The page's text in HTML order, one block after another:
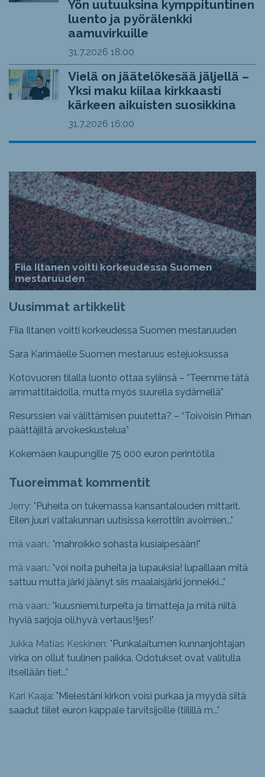
Yön uutuuksina kymppituntinen
luento ja pyörälenkki
aamuvirkuille
31.7.2026 18:00
Vielä on jäätelökesää jäljellä –
Yksi maku kiilaa kirkkaasti
kärkeen aikuisten suosikkina
31.7.2026 16:00
Fiia Iltanen voitti korkeudessa Suomen
mestaruuden
Uusimmat artikkelit
Fiia Iltanen voitti korkeudessa Suomen mestaruuden
Sara Karimäelle Suomen mestaruus estejuoksussa
Kotovuoren tilalla luonto ottaa syliinsä – ”Teemme tätä
ammattitaidolla, mutta myös suurella sydämellä”
Resurssien vai välittämisen puutetta? – “Toivoisin Pirhan
päättäjiltä arvokeskustelua”
Kokemäen kaupungille 75 000 euron perintötila
Tuoreimmat kommentit
Jerry: " Puheita on tukemassa kansantalouden mittarit.
Eilen juuri valtakunnan uutisissa kerrottiin avoimien..."
mä vaan.: "mahroikko sohasta kusiaipesään!"
mä vaan.: "voi noita puheita ja lupauksia! lupaillaan mitä
sattuu mutta järki jäänyt siis maalaisjärki jonnekki..."
mä vaan.: "kuusniemi.turpeita ja timatteja ja mitä niitä
hyviä sarjoja oli,hyvä vertaus!!jes!"
Jukka Matias Keskinen: " Punkalaitumen kunnanjohtajan
virka on ollut tuulinen paikka. Odotukset ovat valitulla
itsellään tiet..."
Kari Kaaja: " Mielestäni kirkon voisi purkaa ja myydä siitä
saadut tiilet euron kappale tarvitsijoille (tiilillä m..."